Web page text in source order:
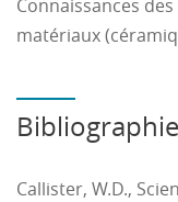
Connaissances
matériaux
Bibliographie
Callister, W.D.,